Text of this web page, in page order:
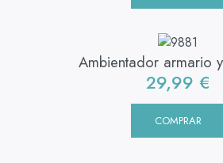
Ambientador armario
29,99 €
COMPRAR